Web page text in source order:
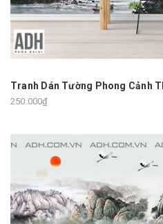
Tranh Dán Tường Phong Cảnh
250.000₫